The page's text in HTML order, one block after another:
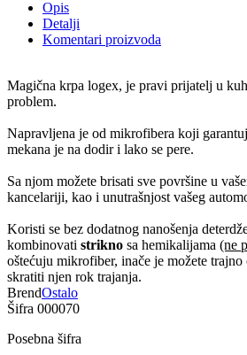
Opis
Detalji
Komentari proizvoda
Magična krpa logex, je pravi prijatelj u
problem.
Napravljena je od mikrofibera koji
mekana je na dodir i lako se pere.
Sa njom možete brisati sve površine u
kancelariji, kao i unutrašnjost vašeg
Koristi se bez dodatnog nanošenja
kombinovati strikno sa hemikalijama (ne
oštećuju mikrofiber, inače je možete
skratiti njen rok trajanja.
BrendOstalo
Šifra 000070
Posebna šifra